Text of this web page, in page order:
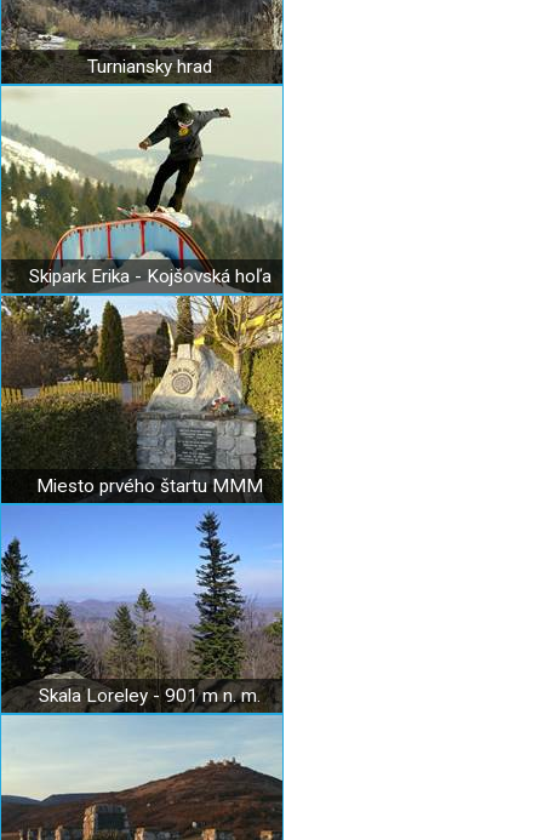
Turniansky hrad
Skipark Erika - Kojšovská hoľa
Miesto prvého štartu MMM
Skala Loreley - 901 m n. m.